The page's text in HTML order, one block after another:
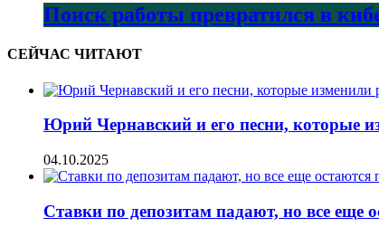
Поиск работы превратился в
СЕЙЧАС ЧИТАЮТ
Юрий Чернавский и его песни, которые
04.10.2025
Ставки по депозитам падают, но все еще